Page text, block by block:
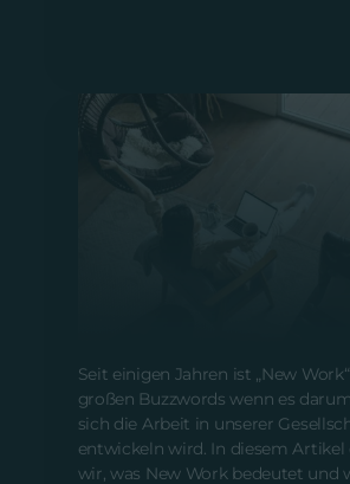
Seit einigen Jahren ist „New
großen Buzzwords wenn es
sich die Arbeit in unserer
entwickeln wird. In diesem Artikel
wir, was New Work bedeutet und